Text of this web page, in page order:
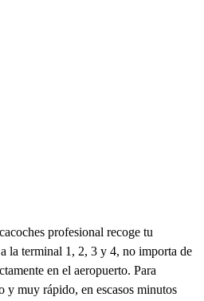
profesional recoge tu
la terminal 1, 2, 3 y 4, no importa de
en el aeropuerto. Para
y muy rápido, en escasos minutos